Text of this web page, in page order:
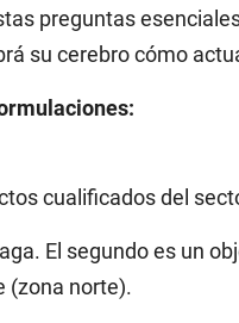
preguntas
su cerebro cómo
cualificados del
El segundo es un
(zona norte).